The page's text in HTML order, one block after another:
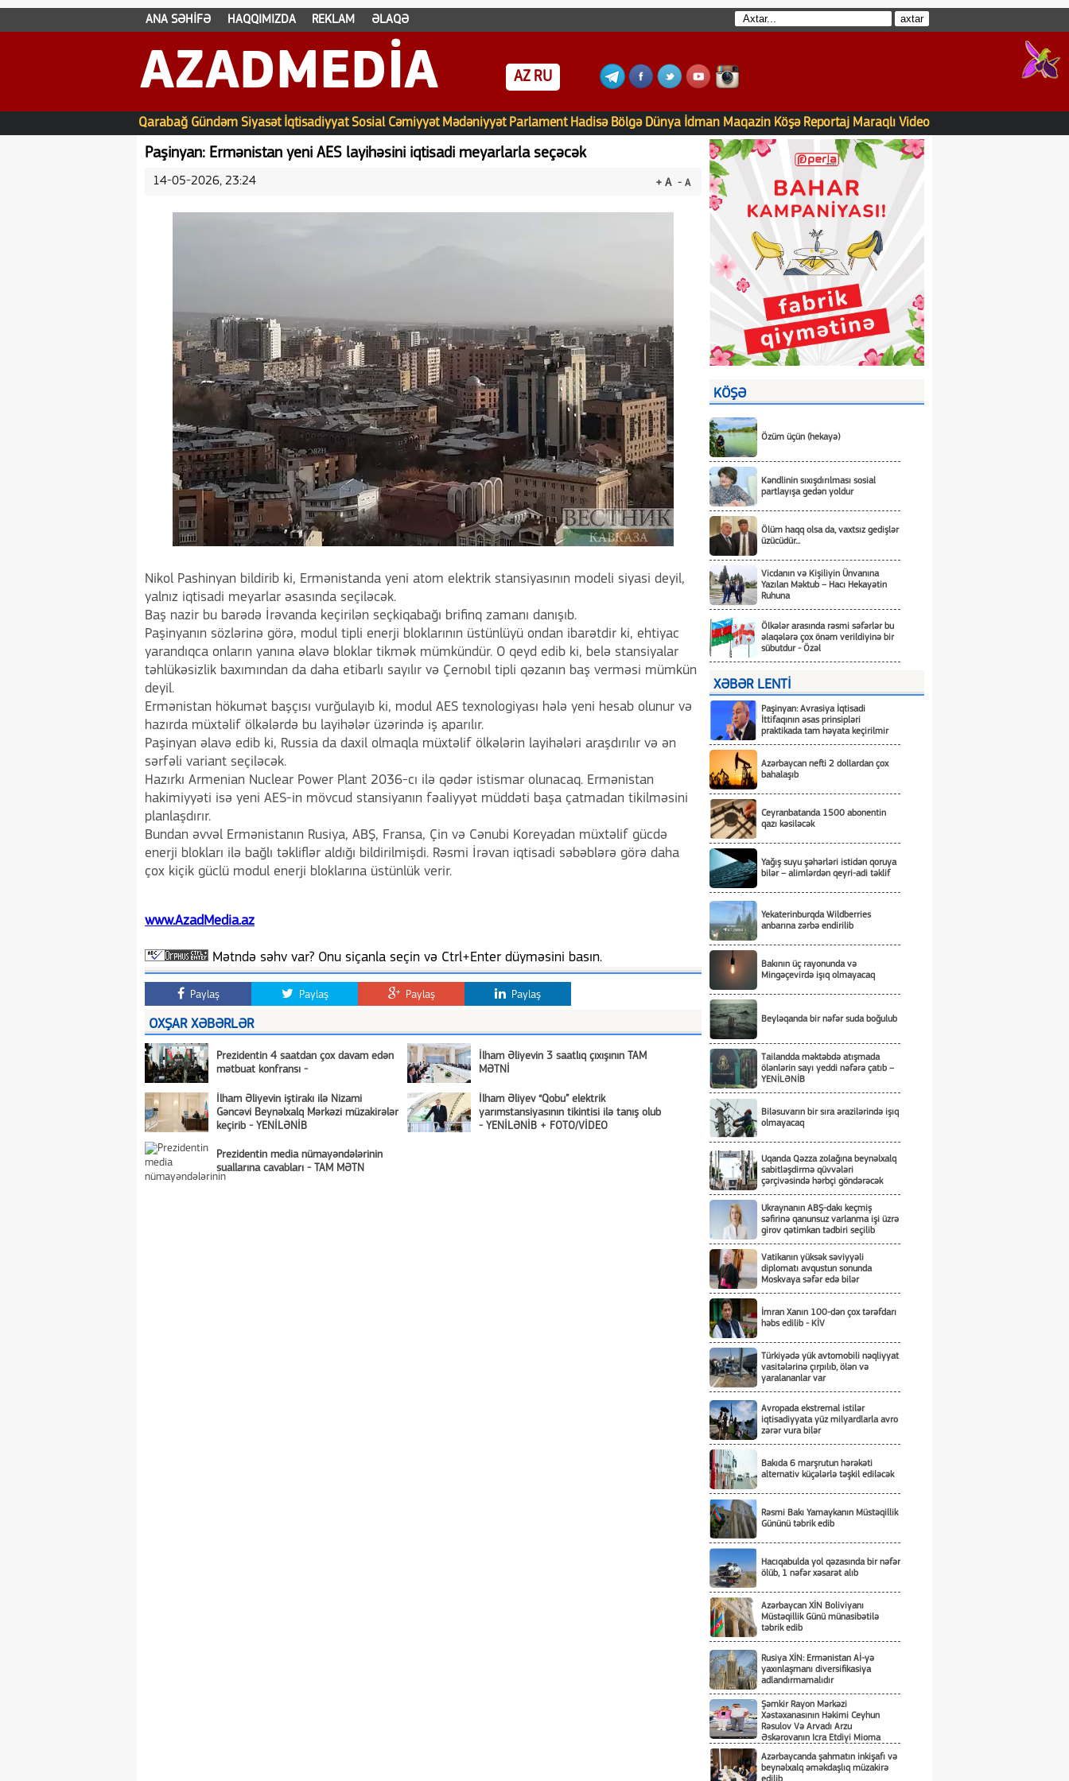
ANA SƏHİFƏ HAQQIMIZDA REKLAM ƏLAQƏ
AZADMEDIA AZ RU
Qarabağ Gündəm Siyasət İqtisadiyyat Sosial Cəmiyyət Mədəniyyət Parlament Hadisə Bölgə Dünya İdman Maqazin Köşə Reportaj Maraqlı Video
Paşinyan: Ermənistan yeni AES layihəsini iqtisadi meyarlarla seçəcək
+ A - A
14-05-2026, 23:24
Nikol Pashinyan bildirib ki, Ermənistanda yeni atom elektrik stansiyasının modeli siyasi deyil,
yalnız iqtisadi meyarlar əsasında seçiləcək.
Baş nazir bu barədə İrəvanda keçirilən seçkiqabağı brifinq zamanı danışıb.
Paşinyanın sözlərinə görə, modul tipli enerji bloklarının üstünlüyü ondan ibarətdir ki, ehtiyac
yarandıqca onların yanına əlavə bloklar tikmək mümkündür. O qeyd edib ki, belə stansiyalar
təhlükəsizlik baxımından da daha etibarlı sayılır və Çernobıl tipli qəzanın baş verməsi mümkün
deyil.
Ermənistan hökumət başçısı vurğulayıb ki, modul AES texnologiyası hələ yeni hesab olunur və
hazırda müxtəlif ölkələrdə bu layihələr üzərində iş aparılır.
Paşinyan əlavə edib ki, Russia da daxil olmaqla müxtəlif ölkələrin layihələri araşdırılır və ən
sərfəli variant seçiləcək.
Hazırkı Armenian Nuclear Power Plant 2036-cı ilə qədər istismar olunacaq. Ermənistan
hakimiyyəti isə yeni AES-in mövcud stansiyanın fəaliyyət müddəti başa çatmadan tikilməsini
planlaşdırır.
Bundan əvvəl Ermənistanın Rusiya, ABŞ, Fransa, Çin və Cənubi Koreyadan müxtəlif gücdə
enerji blokları ilə bağlı təkliflər aldığı bildirilmişdi. Rəsmi İrəvan iqtisadi səbəblərə görə daha
çox kiçik güclü modul enerji bloklarına üstünlük verir.
www.AzadMedia.az
Mətndə səhv var? Onu siçanla seçin və Ctrl+Enter düyməsini basın.
Paylaş Paylaş Paylaş Paylaş
OXŞAR XƏBƏRLƏR
Prezidentin 4 saatdan çox davam edən
mətbuat konfransı -
İlham Əliyevin 3 saatlıq çıxışının TAM
MƏTNİ
İlham Əliyevin iştirakı ilə Nizami
Gəncəvi Beynəlxalq Mərkəzi müzakirələr
keçirib - YENİLƏNİB
İlham Əliyev “Qobu” elektrik
yarımstansiyasının tikintisi ilə tanış olub
- YENİLƏNİB + FOTO/VİDEO
Prezidentin media nümayəndələrinin
suallarına cavabları - TAM MƏTN
KÖŞƏ
Özüm üçün (hekayə)
Kəndlinin sıxışdırılması sosial
partlayışa gedən yoldur
Ölüm haqq olsa da, vaxtsız gedişlər
üzücüdür...
Vicdanın və Kişiliyin Ünvanına
Yazılan Məktub – Hacı Hekayətin
Ruhuna
Ölkələr arasında rəsmi səfərlər bu
əlaqələrə çox önəm verildiyinə bir
sübutdur - Özəl
XƏBƏR LENTİ
Paşinyan: Avrasiya İqtisadi
İttifaqının əsas prinsipləri
praktikada tam həyata keçirilmir
Azərbaycan nefti 2 dollardan çox
bahalaşıb
Ceyranbatanda 1500 abonentin
qazı kəsiləcək
Yağış suyu şəhərləri istidən qoruya
bilər – alimlərdən qeyri-adi təklif
Yekaterinburqda Wildberries
anbarına zərbə endirilib
Bakının üç rayonunda və
Mingəçevirdə işıq olmayacaq
Beyləqanda bir nəfər suda boğulub
Tailandda məktəbdə atışmada
ölənlərin sayı yeddi nəfərə çatıb –
YENİLƏNİB
Biləsuvarın bir sıra ərazilərində işıq
olmayacaq
Uqanda Qəzza zolağına beynəlxalq
sabitləşdirmə qüvvələri
çərçivəsində hərbçi göndərəcək
Ukraynanın ABŞ-dakı keçmiş
səfirinə qanunsuz varlanma işi üzrə
girov qətimkan tədbiri seçilib
Vatikanın yüksək səviyyəli
diplomatı avqustun sonunda
Moskvaya səfər edə bilər
İmran Xanın 100-dən çox tərəfdarı
həbs edilib - KİV
Türkiyədə yük avtomobili nəqliyyat
vasitələrinə çırpılıb, ölən və
yaralananlar var
Avropada ekstremal istilər
iqtisadiyyata yüz milyardlarla avro
zərər vura bilər
Bakıda 6 marşrutun hərəkəti
alternativ küçələrlə təşkil ediləcək
Rəsmi Bakı Yamaykanın Müstəqillik
Gününü təbrik edib
Hacıqabulda yol qəzasında bir nəfər
ölüb, 1 nəfər xəsarət alıb
Azərbaycan XİN Boliviyanı
Müstəqillik Günü münasibətilə
təbrik edib
Rusiya XİN: Ermənistan Aİ-yə
yaxınlaşmanı diversifikasiya
adlandırmamalıdır
Şəmkir Rayon Mərkəzi
Xəstəxanasının Həkimi Ceyhun
Rəsulov Və Arvadı Arzu
Əskərovanın Icra Etdiyi Mioma
Ölümü Ilə Bağlı Şəmkir Rayon
Prokrurluğunda Araşdırma Aparılır
Azərbaycanda şahmatın inkişafı və
beynəlxalq əməkdaşlıq müzakirə